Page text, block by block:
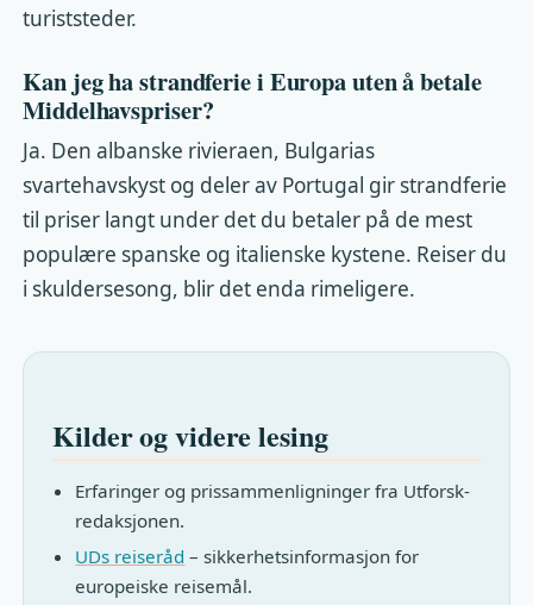
turiststeder.
Kan jeg ha strandferie i Europa uten å betale
Middelhavspriser?
Ja. Den albanske rivieraen, Bulgarias
svartehavskyst og deler av Portugal gir strandferie
til priser langt under det du betaler på de mest
populære spanske og italienske kystene. Reiser du
i skuldersesong, blir det enda rimeligere.
Kilder og videre lesing
Erfaringer og prissammenligninger fra Utforsk-
redaksjonen.
UDs reiseråd – sikkerhetsinformasjon for
europeiske reisemål.